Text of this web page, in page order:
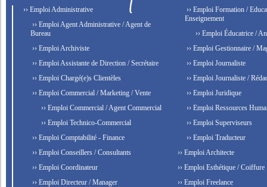
›› Emploi Administrative
›› Emploi Agent Administrative / Agent de
Bureau
›› Emploi Archiviste
›› Emploi Assistante de Direction / Secrétaire
›› Emploi Chargé(e)s Clientèles
›› Emploi Commercial / Marketing / Vente
›› Emploi Commercial / Agent Commercial
›› Emploi Technico-Commercial
›› Emploi Comptabilité - Finance
›› Emploi Conseillers / Consultants
›› Emploi Coordinateur
›› Emploi Directeur / Manager
›› Emploi Formation /
Enseignement
›› Emploi Éducatrice /
›› Emploi Gestionnaire /
›› Emploi Journaliste
›› Emploi Journaliste /
›› Emploi Juridique
›› Emploi Ressources
›› Emploi Superviseurs
›› Emploi Traducteur
›› Emploi Architecte
›› Emploi Esthétique / Coiffure
›› Emploi Freelance